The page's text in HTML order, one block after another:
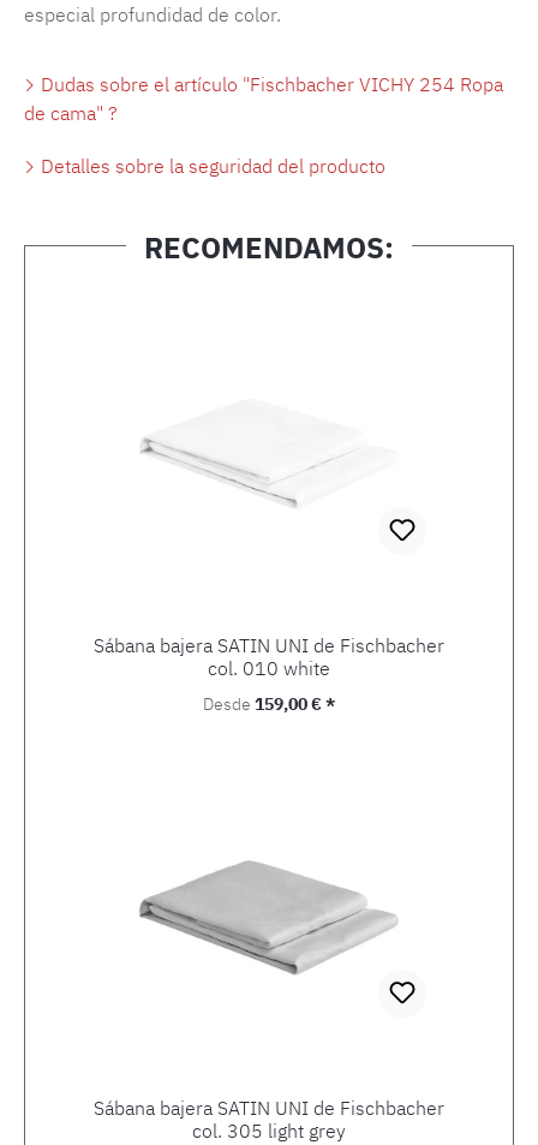
especial profundidad de color.
Dudas sobre el artículo "Fischbacher VICHY 254 Ropa
de cama" ?
Detalles sobre la seguridad del producto
RECOMENDAMOS:
Sábana bajera SATIN UNI de Fischbacher
col. 010 white
Precio normal:
Desde 159,00 € *
Sábana bajera SATIN UNI de Fischbacher
col. 305 light grey